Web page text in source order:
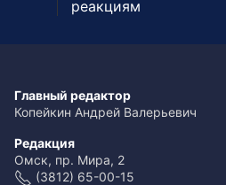
реакциям
Главный редактор
Копейкин Андрей Валерьевич
Редакция
Омск, пр. Мира, 2
(3812) 65-00-15